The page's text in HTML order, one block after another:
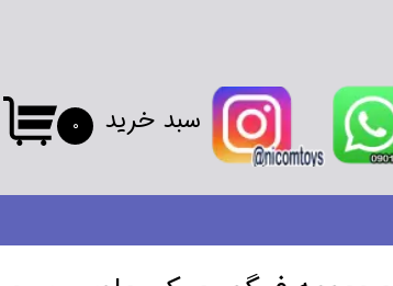
۰ سبد خرید